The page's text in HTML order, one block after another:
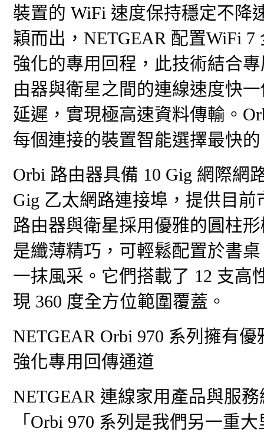
裝置的 WiFi 速度保持穩定不降
穎而出，NETGEAR 配置WiFi
強化的專用回程，此技術結合
由器與衛星之間的連線速度快
延遲，實現極高速資料傳輸。
每個連接的裝置智能選擇最快
Orbi 路由器具備 10 Gig 網際網
Gig 乙太網路連接埠，提供目
路由器與衛星採用優雅的圓柱
是纖薄精巧，可輕鬆配置於書
一抹風采。它們搭載了 12 支高
現 360 度全方位範圍覆蓋。
NETGEAR Orbi 970 系列擁有
強化專用回傳通道
NETGEAR 連線家用產品與服
「Orbi 970 系列是我們另一重